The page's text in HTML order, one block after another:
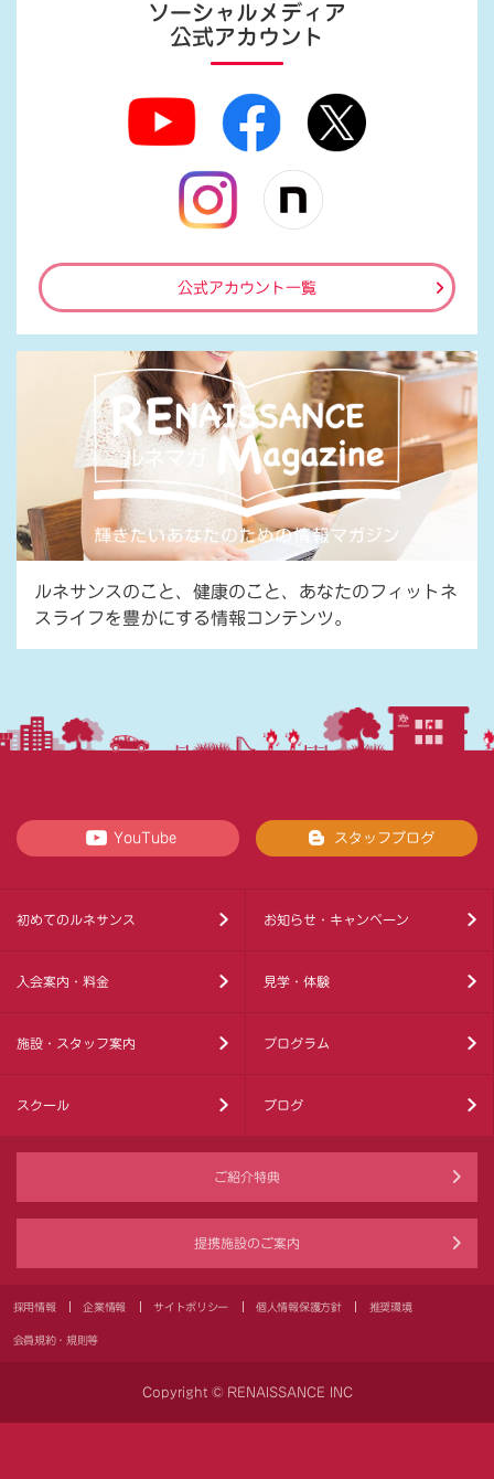
ソーシャルメディア
公式アカウント
公式アカウント一覧
ルネサンスのこと、健康のこと、あなたのフィットネ
スライフを豊かにする情報コンテンツ。
YouTube スタッフブログ
初めてのルネサンス お知らせ・キャンペーン
入会案内・料金 見学・体験
施設・スタッフ案内 プログラム
スクール ブログ
ご紹介特典
提携施設のご案内
採用情報 企業情報 サイトポリシー 個人情報保護方針 推奨環境
会員規約・規則等
Copyright © RENAISSANCE INC